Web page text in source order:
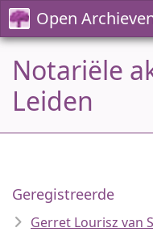
Open
Notariële
Leiden
Geregistreerde
Gerret Lourisz van